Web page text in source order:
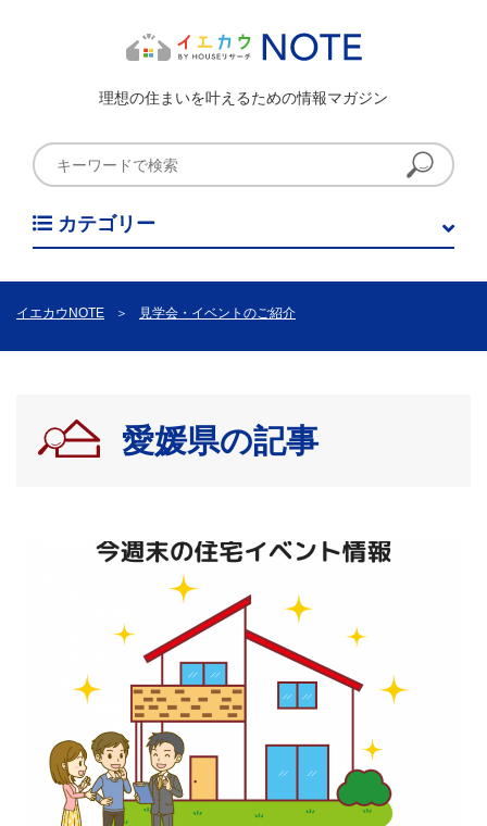
理想の住まいを叶えるための情報マガジン
カテゴリー
イエカウNOTE ＞ 見学会・イベントのご紹介
愛媛県の記事